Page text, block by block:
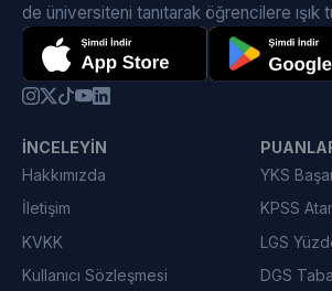
de üniversiteni tanıtarak öğrencilere ışık
İNCELEYIN
Hakkımızda
İletişim
KVKK
Kullanıcı Sözleşmesi
YKS
KPSS
LGS
DGS